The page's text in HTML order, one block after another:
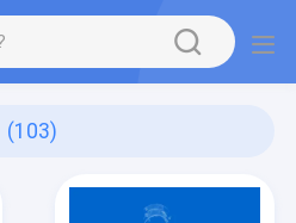
(103)